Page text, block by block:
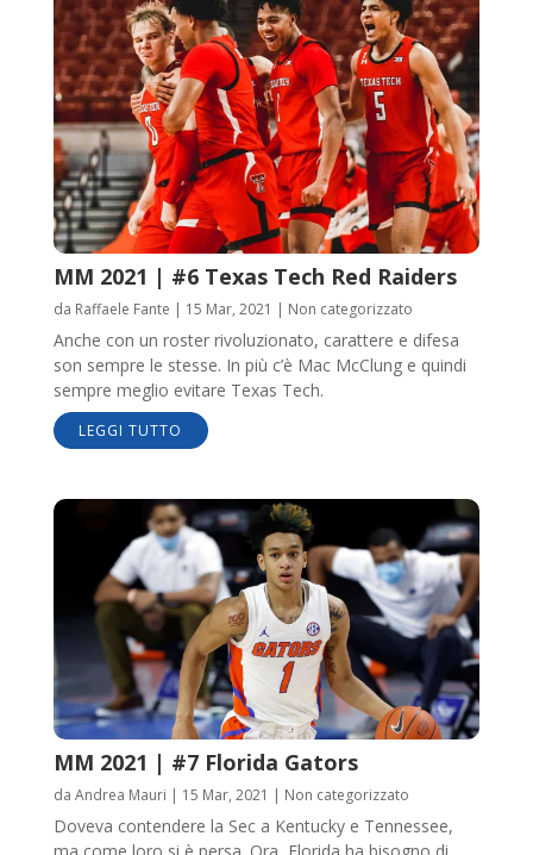
MM 2021 | #6 Texas Tech Red Raiders
da Raffaele Fante 15 Mar, 2021 Non categorizzato
Anche con un roster rivoluzionato, carattere e difesa
son sempre le stesse. In più c’è Mac McClung e quindi
sempre meglio evitare Texas Tech.
LEGGI TUTTO
MM 2021 | #7 Florida Gators
da Andrea Mauri | 15 Mar, 2021 | Non categorizzato
Doveva contendere la Sec a Kentucky e Tennessee,